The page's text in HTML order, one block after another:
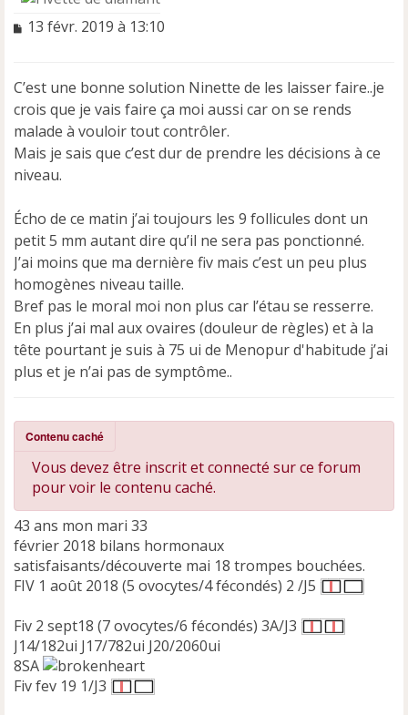
M
s
a
g
e
n
o
n
u
13 févr. 2019 à 13:10
C’est une bonne solution Ninette de les laisser faire..je
crois que je vais faire ça moi aussi car on se rends
malade à vouloir tout contrôler.
Mais je sais que c’est dur de prendre les décisions à ce
niveau.
Écho de ce matin j’ai toujours les 9 follicules dont un
petit 5 mm autant dire qu’il ne sera pas ponctionné.
J’ai moins que ma dernière fiv mais c’est un peu plus
homogènes niveau taille.
Bref pas le moral moi non plus car l’étau se resserre.
En plus j’ai mal aux ovaires (douleur de règles) et à la
tête pourtant je suis à 75 ui de Menopur d'habitude j’ai
plus et je n’ai pas de symptôme..
Contenu caché
Vous devez être inscrit et connecté sur ce forum
pour voir le contenu caché.
43 ans mon mari 33
février 2018 bilans hormonaux
satisfaisants/découverte mai 18 trompes bouchées.
FIV 1 août 2018 (5 ovocytes/4 fécondés) 2 /J5
Fiv 2 sept18 (7 ovocytes/6 fécondés) 3A/J3
J14/182ui J17/782ui J20/2060ui
8SA
Fiv fev 19 1/J3